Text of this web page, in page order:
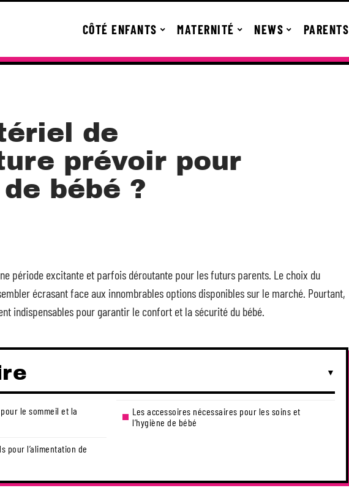
CÔTÉ ENFANTS MATERNITÉ NEWS PARENTS
de
prévoir pour
de bébé ?
période excitante et parfois déroutante pour les futurs parents. Le choix du
écrasant face aux innombrables options disponibles sur le marché. Pourtant,
indispensables pour garantir le confort et la sécurité du bébé.
le sommeil et la
pour l’alimentation de
Les accessoires nécessaires pour les soins et
l’hygiène de bébé